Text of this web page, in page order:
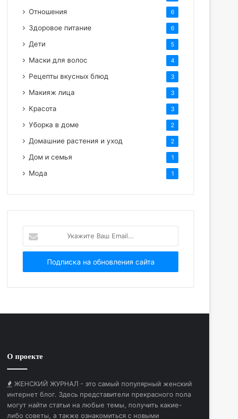
Отношения 6
Здоровое питание 6
Дети 5
Маски для волос 4
Рецепты вкусных блюд 3
Макияж лица 3
Красота 3
Уборка в доме 2
Домашние растения и уход 2
Дом и семья 1
Мода 1
Ваш
Email...
О проекте
ЖЕНСКИЙ ЖУРНАЛ - это самый популярный женский
интернет блог. Здесь представители прекрасного пола
могут найти статьи на любые темы, получить какие-
либо советы, а также ознакомиться с новыми